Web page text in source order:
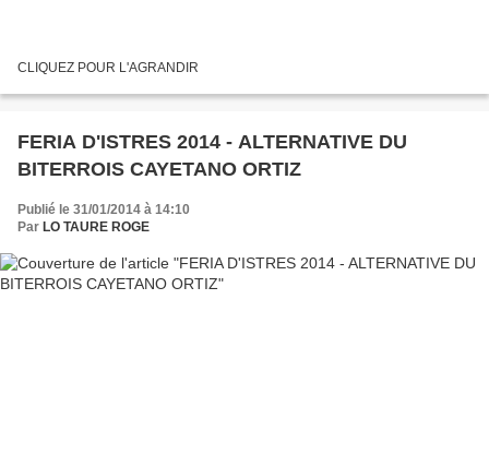
CLIQUEZ POUR L'AGRANDIR
FERIA D'ISTRES 2014 - ALTERNATIVE DU
BITERROIS CAYETANO ORTIZ
Publié le 31/01/2014 à 14:10
Par LO TAURE ROGE